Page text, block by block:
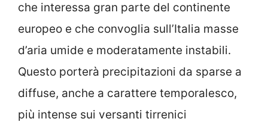
che interessa gran parte del continente
europeo e che convoglia sull’Italia masse
d’aria umide e moderatamente instabili.
Questo porterà precipitazioni da sparse a
diffuse, anche a carattere temporalesco,
più intense sui versanti tirrenici